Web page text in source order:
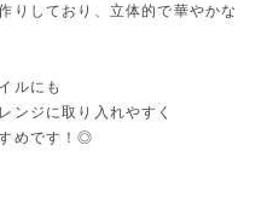
りしており、立体的で華やかな
ルにも
ンジに取り入れやすく
めです！◎